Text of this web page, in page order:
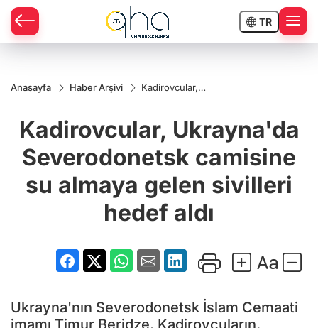
TR
Anasayfa Haber Arşivi
Kadirovcular,
camisine su
almaya gelen
sivilleri hedef
aldı
Kadirovcular, Ukrayna'da
Severodonetsk camisine
su almaya gelen sivilleri
hedef aldı
Ukrayna'nın Severodonetsk İslam Cemaati
imamı Timur Beridze, Kadirovcuların,